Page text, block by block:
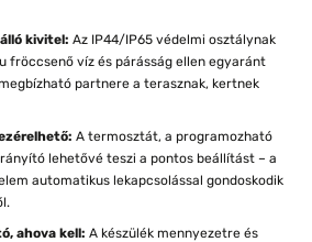
kivitel: Az IP44/IP65 védelmi osztálynak
fröccsenő víz és párásság ellen egyaránt
partnere a terasznak, kertnek
A termosztát, a programozható
lehetővé teszi a pontos beállítást – a
automatikus lekapcsolással gondoskodik
ahova kell: A készülék mennyezetre és